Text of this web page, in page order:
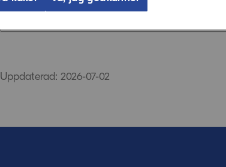
Berätta gärna vad vi kan göra för att förbättra
Uppdaterad: 2026-07-02